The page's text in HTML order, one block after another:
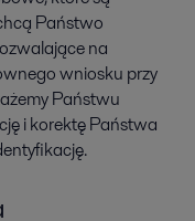
Państwo
na
wniosku przy
Państwu
i korektę Państwa